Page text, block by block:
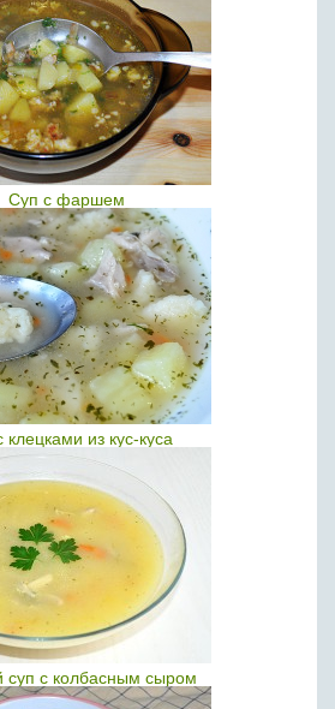
Суп с фаршем
клецками из кус-куса
суп с колбасным сыром